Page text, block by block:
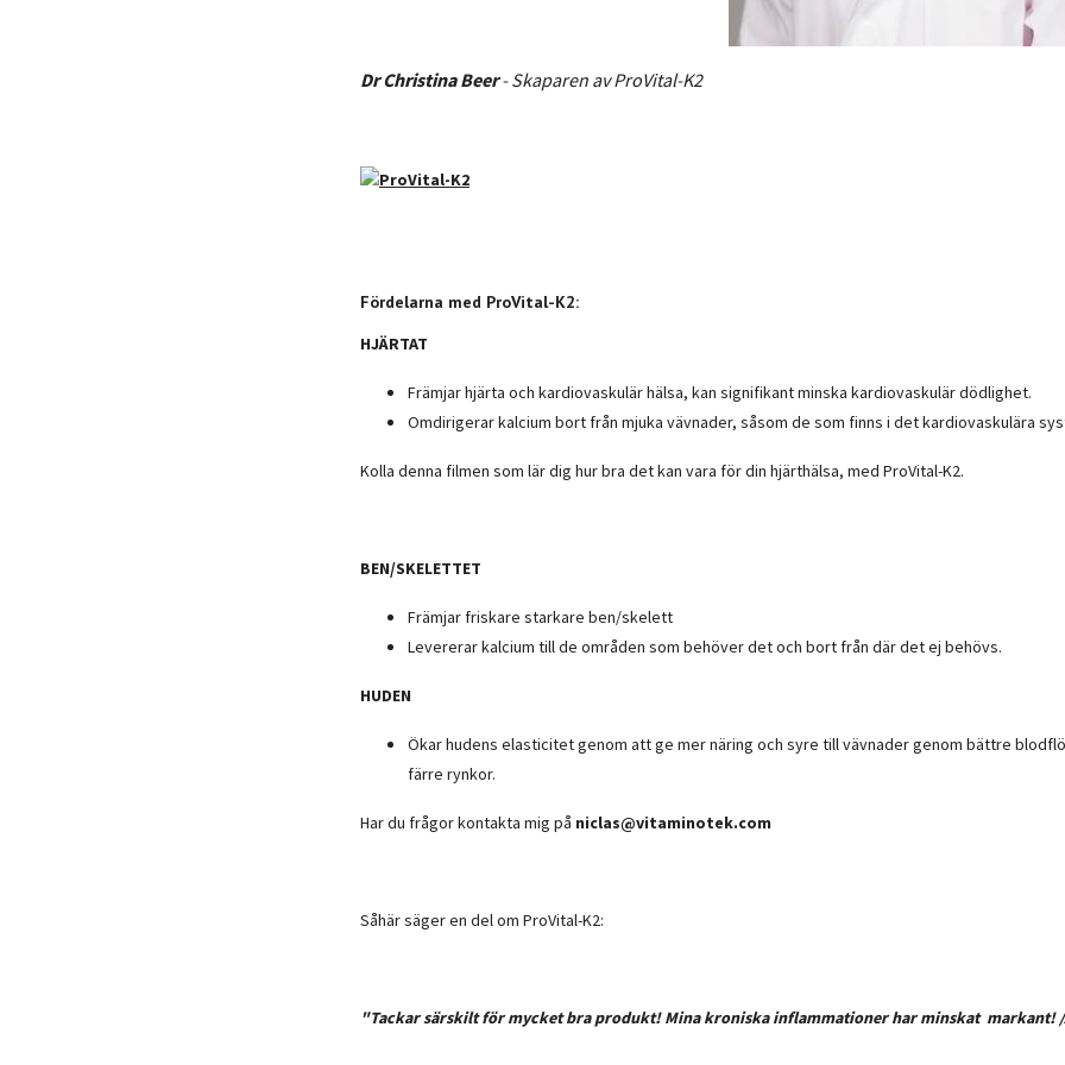
Dr Christina Beer- Skaparen av ProVital-K2
Fördelarna med ProVital-K2:
HJÄRTAT
Främjar hjärta och kardiovaskulär hälsa, kan signifikant minska kardiovaskulär dödlighet.
Omdirigerar kalcium bort från mjuka vävnader, såsom de som finns i det kardiovaskulära
Kolla denna filmen som lär dig hur bra det kan vara för din hjärthälsa, med ProVital-K2.
BEN/SKELETTET
Främjar friskare starkare ben/skelett
Levererar kalcium till de områden som behöver det och bort från där det ej behövs.
HUDEN
Ökar hudens elasticitet genom att ge mer näring och syre till vävnader genom bättre
färre rynkor.
Har du frågor kontakta mig på niclas@vitaminotek.com
Såhär säger en del om ProVital-K2:
"Tackar särskilt för mycket bra produkt! Mina kroniska inflammationer har minskat markant!